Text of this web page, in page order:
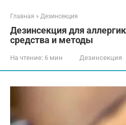
Главная » Дезинсекция
Дезинсекция для
средства и методы
На чтение: 6 мин Дезинсекция